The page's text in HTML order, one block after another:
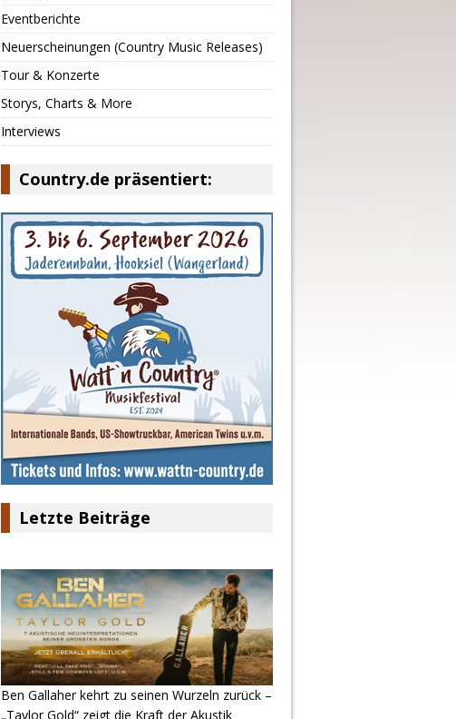
Eventberichte
Neuerscheinungen (Country Music Releases)
Tour & Konzerte
Storys, Charts & More
Interviews
Country.de präsentiert:
Letzte Beiträge
Ben Gallaher kehrt zu seinen Wurzeln zurück –
„Taylor Gold“ zeigt die Kraft der Akustik